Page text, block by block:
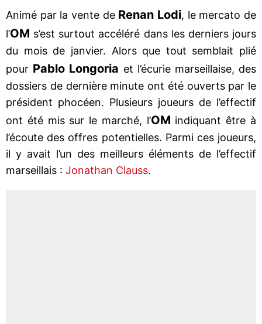
Animé par la vente de Renan Lodi, le mercato de
l’OM s’est surtout accéléré dans les derniers jours
du mois de janvier. Alors que tout semblait plié
pour Pablo Longoria et l’écurie marseillaise, des
dossiers de dernière minute ont été ouverts par le
président phocéen. Plusieurs joueurs de l’effectif
ont été mis sur le marché, l’OM indiquant être à
l’écoute des offres potentielles. Parmi ces joueurs,
il y avait l’un des meilleurs éléments de l’effectif
marseillais : Jonathan Clauss.